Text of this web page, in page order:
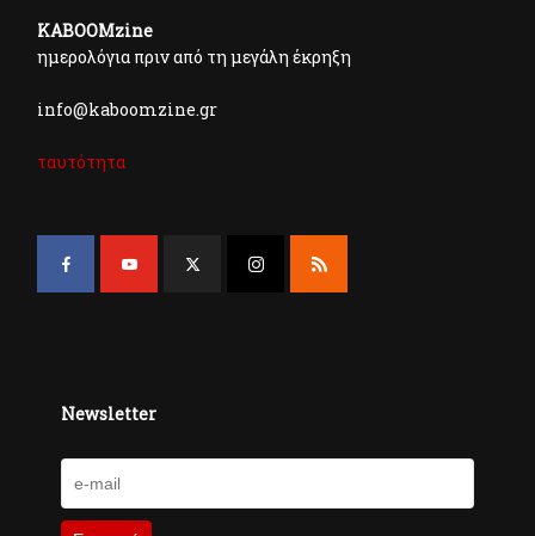
KABOOMzine
ημερολόγια πριν από τη μεγάλη έκρηξη
info@kaboomzine.gr
ταυτότητα
Newsletter